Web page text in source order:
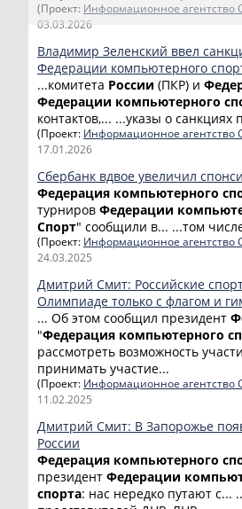
(Проект: Информационное агентство
03.03.2026
Владимир Зеленский ввел
Федерации компьютерного
...комитета России (ПКР) и
Федерации компьютерного
контактов,... ...указы о санкциях
(Проект: Информационное агентство
17.01.2026
Сбербанк вдвое увеличил
Федерация компьютерного
турниров Федерации
Спорт" сообщили в... ...том
(Проект: Информационное агентство
24.03.2025
Дмитрий Смит: Российские
Олимпиаде только с флагом и
... Об этом сообщил президент
"Федерация компьютерного
рассмотреть возможность
принимать участие...
(Проект: Информационное агентство
11.02.2025
Дмитрий Смит: В Запорожье
России
Федерация компьютерного
президент Федерации
спорта: нас нередко путают